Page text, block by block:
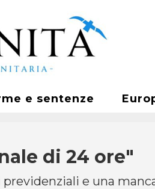
e sentenze
di 24 ore"
e una